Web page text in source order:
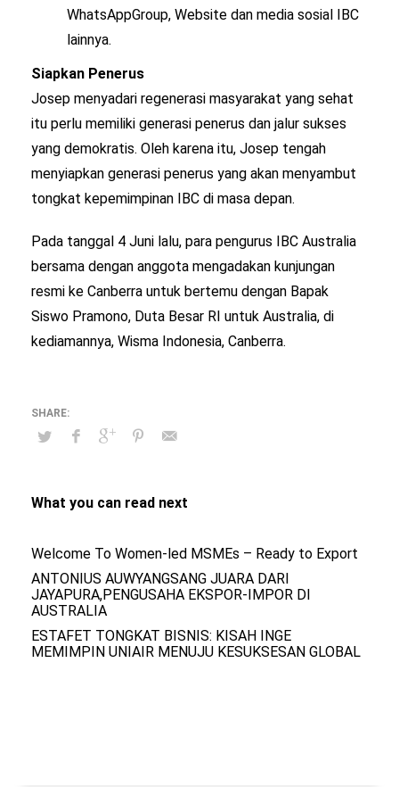
WhatsAppGroup, Website dan media sosial IBC
lainnya.
Siapkan Penerus
Josep menyadari regenerasi masyarakat yang sehat
itu perlu memiliki generasi penerus dan jalur sukses
yang demokratis. Oleh karena itu, Josep tengah
menyiapkan generasi penerus yang akan menyambut
tongkat kepemimpinan IBC di masa depan.
Pada tanggal 4 Juni lalu, para pengurus IBC Australia
bersama dengan anggota mengadakan kunjungan
resmi ke Canberra untuk bertemu dengan Bapak
Siswo Pramono, Duta Besar RI untuk Australia, di
kediamannya, Wisma Indonesia, Canberra.
What you can read next
Welcome To Women-led MSMEs – Ready to Export
ANTONIUS AUWYANGSANG JUARA DARI
JAYAPURA,PENGUSAHA EKSPOR-IMPOR DI
AUSTRALIA
ESTAFET TONGKAT BISNIS: KISAH INGE
MEMIMPIN UNIAIR MENUJU KESUKSESAN GLOBAL